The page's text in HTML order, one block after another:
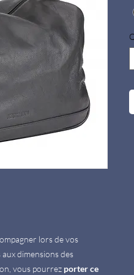
lors de vos
dimensions des
vous pourrez porter ce